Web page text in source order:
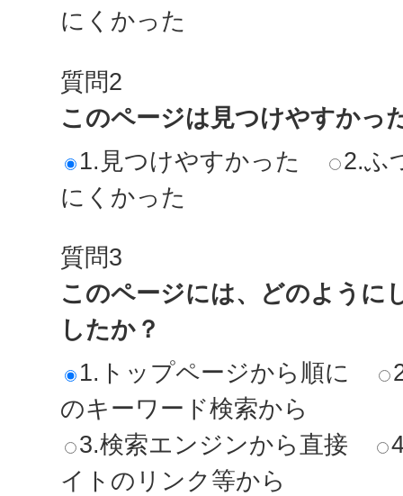
にくかった
質問2
このページは見つけやすかっ
1.見つけやすかった
2.ふ
にくかった
質問3
このページには、どのように
したか？
1.トップページから順に
のキーワード検索から
3.検索エンジンから直接
イトのリンク等から